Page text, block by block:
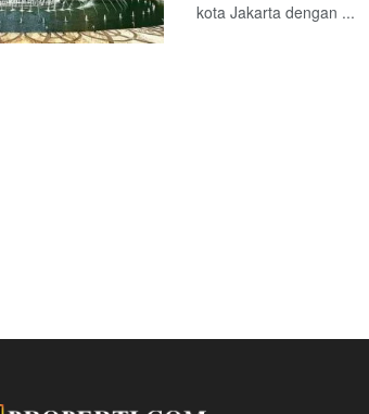
kota Jakarta dengan ...